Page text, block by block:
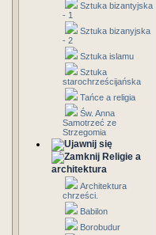
Sztuka bizantyjska
- 1
Sztuka bizanyjska
- 2
Sztuka islamu
Sztuka
starochrześcijańska
Tańce a religia
Św. Anna
Samotrzeć ze
Strzegomia
Religie a
architektura
Architektura
chrześci.
Babilon
Borobudur